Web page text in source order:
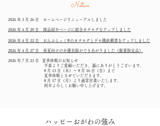
Notice
2026 年 3 月 26 日 ホームページリニューアルしました
2026 年 4 月 20 日 商品紹介ページに総合カタログをアップしました
2026 年 4 月 22 日 おんぶらっく®のカタログとデモ機依頼書をアップしました
2026 年 4 月 27 日 春夏向けの介護衣服ができあがりました（数量限定品）
2026 年 7 月 23 日
夏季休暇のお知らせ
平素よりご愛顧いただき、誠にありがとうございます。
8 月 13 日（木）～ 8 月 16 日（日）まで
夏季休暇とさせていただきます。
8 月 17 日（月）より通常営業いたします。
何卒よろしくお願い申し上げます。
​ハッピーおがわの強み